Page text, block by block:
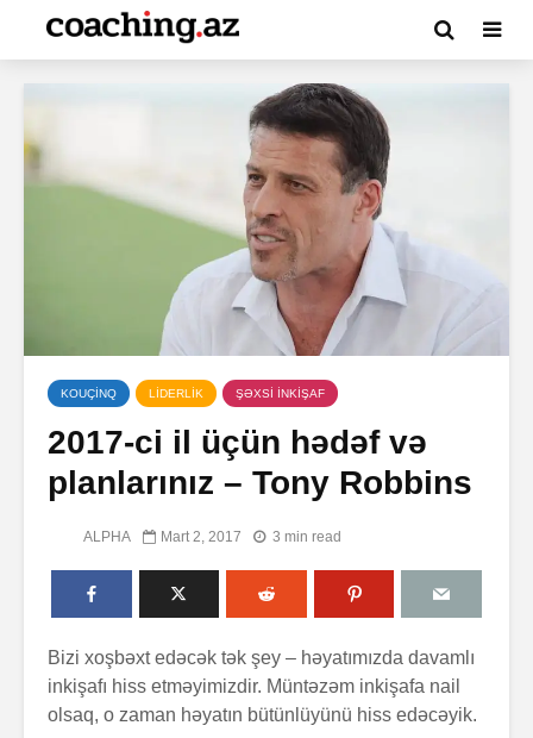
KOUÇİNQ LİDERLİK ŞƏXSİ İNKİŞAF
2017-ci il üçün hədəf və
planlarınız – Tony Robbins
ALPHA Mart 2, 2017 3 min read
Bizi xoşbəxt edəcək tək şey – həyatımızda davamlı
inkişafı hiss etməyimizdir. Müntəzəm inkişafa nail
olsaq, o zaman həyatın bütünlüyünü hiss edəcəyik.